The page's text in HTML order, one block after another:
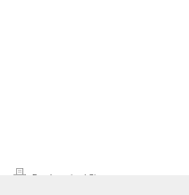
Druckversion | Sitemap